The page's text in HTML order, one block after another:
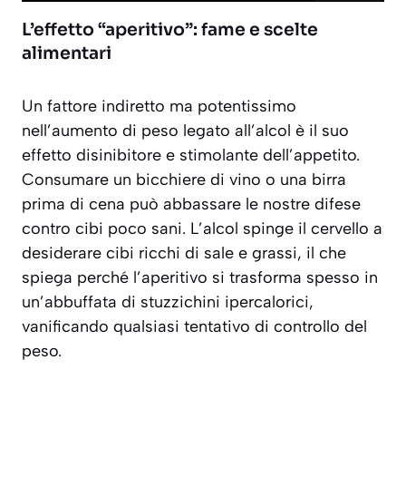
L’effetto “aperitivo”: fame e scelte
alimentari
Un fattore indiretto ma potentissimo
nell’aumento di peso legato all’alcol è il suo
effetto disinibitore e stimolante dell’appetito.
Consumare un bicchiere di vino o una birra
prima di cena può abbassare le nostre difese
contro cibi poco sani. L’alcol spinge il cervello a
desiderare cibi ricchi di sale e grassi, il che
spiega perché l’aperitivo si trasforma spesso in
un’abbuffata di stuzzichini ipercalorici,
vanificando qualsiasi tentativo di controllo del
peso.